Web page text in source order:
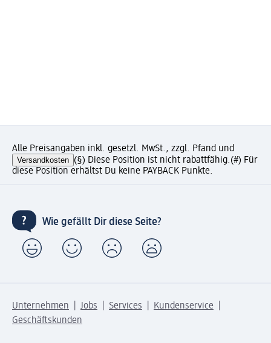
Alle Preisangaben inkl. gesetzl. MwSt., zzgl. Pfand und
Versandkosten (§) Diese Position ist nicht rabattfähig.(#) Für
diese Position erhältst Du keine PAYBACK Punkte.
Wie gefällt Dir diese Seite?
Unternehmen Jobs Services
Kundenservice
Geschäftskunden